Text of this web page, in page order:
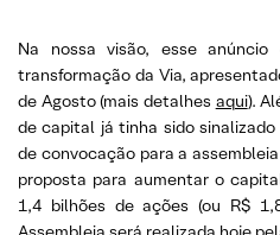
Na nossa visão, esse
transformação da Via,
de Agosto (mais detalhes aqui).
de capital já tinha sido
de convocação para a
proposta para aumentar o
1,4 bilhões de ações (ou R$